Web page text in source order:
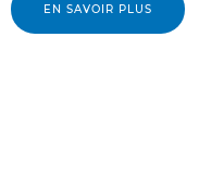
EN SAVOIR PLUS